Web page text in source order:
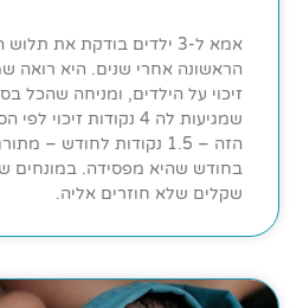
אמא ל-3 ילדים בודקת את
זיכוי על הילדים, ומניחה שהכל
שמגיעות לה 4 נקודות
שקלים שלא חוזרים אליה.